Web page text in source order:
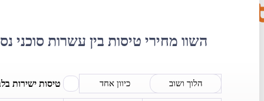
בחו"ל
השוו מחירי טיסות בין עשרות סוכני
הלוך ושוב כיוון אחד טיסות ישירות